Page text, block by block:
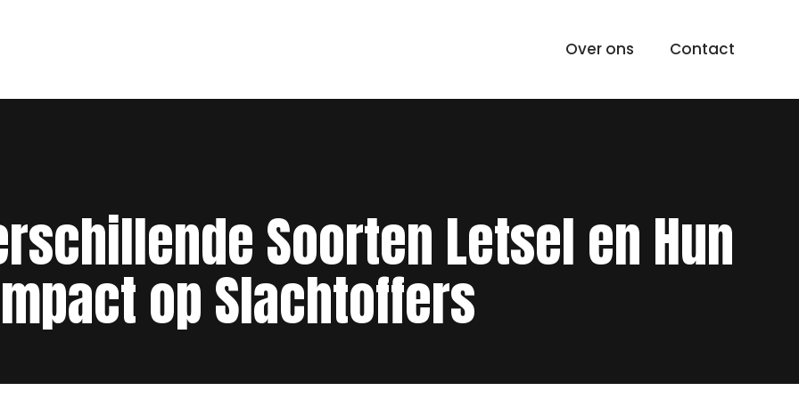
Over ons Contact
Soorten Letsel en Hun
op Slachtoffers